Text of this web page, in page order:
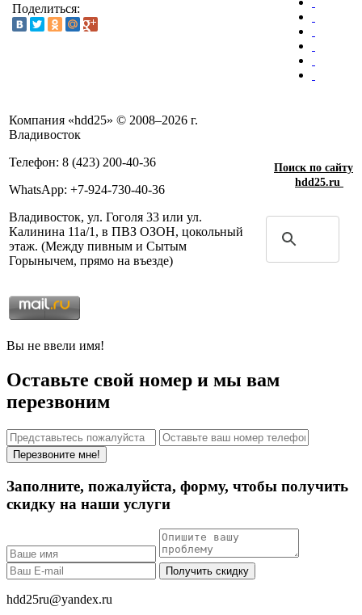
Поделиться:
Компания «hdd25» © 2008–2026 г.
Владивосток
Телефон: 8 (423) 200-40-36
WhatsApp: +7-924-730-40-36
Владивосток, ул. Гоголя 33 или ул.
Калинина 11а/1, в ПВЗ ОЗОН, цокольный
этаж. (Между пивным и Сытым
Горынычем, прямо на въезде)
Поиск по сайту
hdd25.ru
Вы не ввели имя!
Оставьте свой номер и мы вам
перезвоним
Перезвоните мне!
Заполните, пожалуйста, форму, чтобы получить
скидку на наши услуги
Получить скидку
hdd25ru@yandex.ru